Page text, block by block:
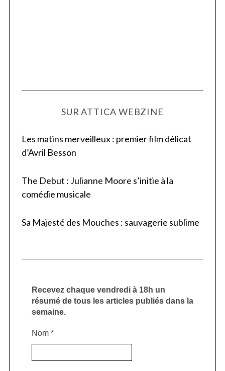
SUR ATTICA WEBZINE
Les matins merveilleux : premier film délicat
d’Avril Besson
The Debut : Julianne Moore s’initie à la
comédie musicale
Sa Majesté des Mouches : sauvagerie sublime
Recevez chaque vendredi à 18h un
résumé de tous les articles publiés dans la
semaine.
Nom *